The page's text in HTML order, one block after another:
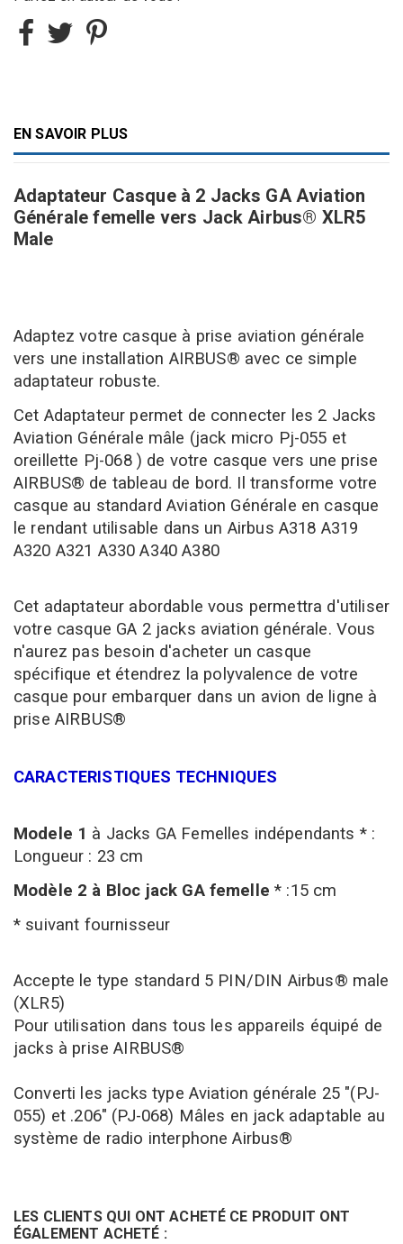
EN SAVOIR PLUS
Adaptateur Casque à 2 Jacks GA Aviation
Générale femelle vers Jack Airbus® XLR5
Male
Adaptez votre casque à prise aviation générale
vers une installation AIRBUS® avec ce simple
adaptateur robuste.
Cet Adaptateur permet de connecter les 2 Jacks
Aviation Générale mâle (jack micro Pj-055 et
oreillette Pj-068 ) de votre casque vers une prise
AIRBUS® de tableau de bord. Il transforme votre
casque au standard Aviation Générale en casque
le rendant utilisable dans un Airbus A318 A319
A320 A321 A330 A340 A380
Cet adaptateur abordable vous permettra d'utiliser
votre casque GA 2 jacks aviation générale. Vous
n'aurez pas besoin d'acheter un casque
spécifique et étendrez la polyvalence de votre
casque pour embarquer dans un avion de ligne à
prise AIRBUS®
CARACTERISTIQUES TECHNIQUES
Modele 1 à Jacks GA Femelles indépendants * :
Longueur : 23 cm
Modèle 2 à Bloc jack GA femelle * :15 cm
* suivant fournisseur
Accepte le type standard 5 PIN/DIN Airbus® male
(XLR5)
Pour utilisation dans tous les appareils équipé de
jacks à prise AIRBUS®
Converti les jackstype Aviation générale 25 "(PJ-
055) et .206" (PJ-068) Mâles en jack adaptable au
système de radio interphone Airbus®
LES CLIENTS QUI ONT ACHETÉ CE PRODUIT ONT
ÉGALEMENT ACHETÉ :